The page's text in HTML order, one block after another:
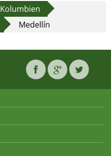
Kolumbien
Medellín